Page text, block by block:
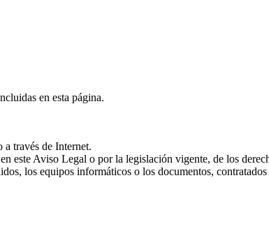
en esta página.
través de Internet.
este Aviso Legal o por la legislación vigente, de los
los equipos informáticos o los documentos,